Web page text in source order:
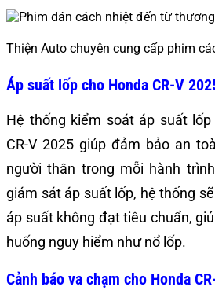
Thiện Auto chuyên cung cấp phim
Áp suất lốp cho Honda CR-V
Hệ thống kiểm soát áp suất
CR-V 2025 giúp đảm bảo an
người thân trong mỗi hành
giám sát áp suất lốp, hệ thống
áp suất không đạt tiêu chuẩn,
huống nguy hiểm như nổ lốp.
Cảnh báo va chạm cho Honda